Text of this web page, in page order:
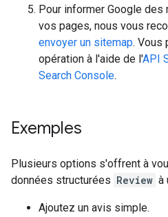
Pour informer Google
vos pages, nous vous
envoyer un sitemap. Vous
opération à l'aide de l'API
Search Console.
Exemples
Plusieurs options s'offrent à
données structurées Review à
Ajoutez un avis simple.